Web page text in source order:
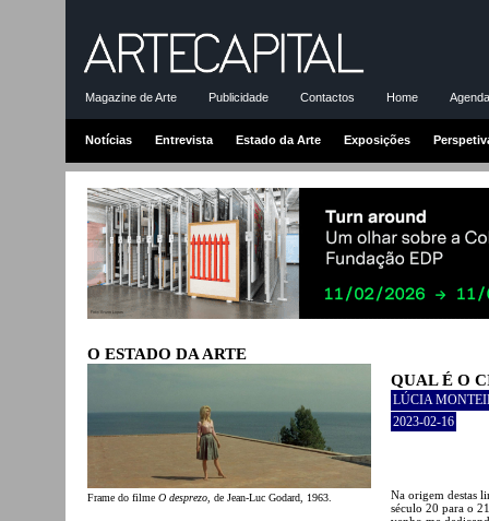
Magazine de Arte Publicidade Contactos Home
Notícias Entrevista Estado da Arte Exposições
O ESTADO DA ARTE
Frame do filme O desprezo , de Jean-Luc Godard, 1963.
QUAL É O
LÚCIA
2023-02-16
Na origem destas
século 20 para o